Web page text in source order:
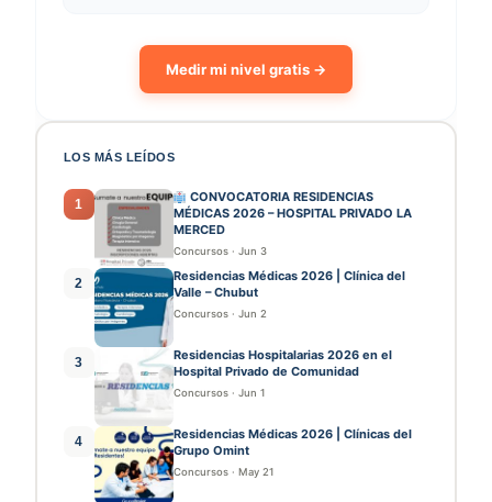
Medir mi nivel gratis →
LOS MÁS LEÍDOS
1
CONVOCATORIA RESIDENCIAS
MÉDICAS 2026 – HOSPITAL PRIVADO LA
MERCED
Concursos · Jun 3
2
Residencias Médicas 2026 | Clínica del
Valle – Chubut
Concursos · Jun 2
3
Residencias Hospitalarias 2026 en el
Hospital Privado de Comunidad
Concursos · Jun 1
4
Residencias Médicas 2026 | Clínicas del
Grupo Omint
Concursos · May 21